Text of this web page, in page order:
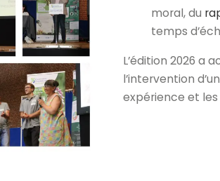
moral, du
temps
L’édition 2026 a
l’intervention
expérience et